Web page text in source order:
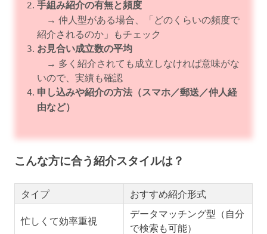
手組み紹介の有無と頻度
→ 仲人型がある場合、「どのくらいの頻度で
紹介されるのか」もチェック
お見合い成立数の平均
→ 多く紹介されても成立しなければ意味がな
いので、実績も確認
申し込みや紹介の方法（スマホ／郵送／仲人経
由など）
こんな方に合う紹介スタイルは？
タイプ おすすめ紹介形式
忙しくて効率重視
データマッチング型（自分
で検索も可能）